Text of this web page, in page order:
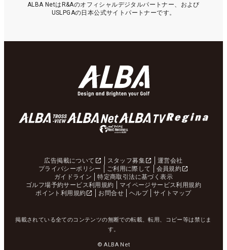
ALBA NetはR&Aのオフィシャルデジタルパートナー、および
USLPGAの日本公式サイトパートナーです。
広告掲載について スタッフ募集
運営会社
プライバシーポリシー
ご利用に際して
会員規約
ガイドライン
特定商取引法に基づく表示
ゴルフ場予約サービス利用規約
マイページサービス利用規約
ポイント利用規約
お問合せ ヘルプ サイトマップ
掲載されている全てのコンテンツの無断での転載、転用、コピー等は禁じま
す。
© ALBA Net